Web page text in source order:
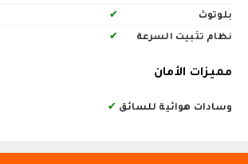
بلوتوث
✔
نظام تثبيت السرعة
✔
مميزات الأمان
وسادات هوائية للسائق ✔